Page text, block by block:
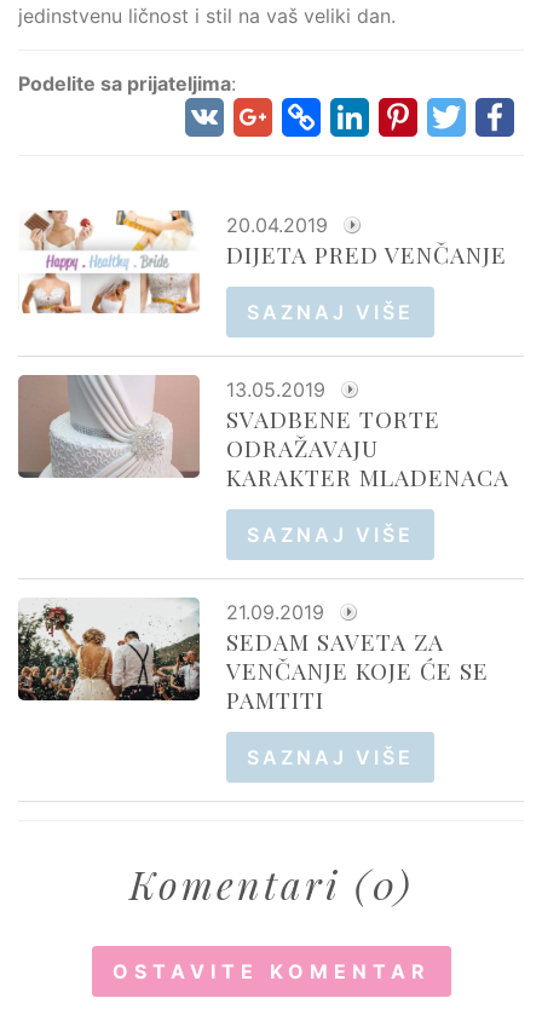
jedinstvenu ličnost i stil na vaš veliki dan.
Podelite sa prijateljima:
20.04.2019
DIJETA PRED VENČANJE
SAZNAJ VIŠE
13.05.2019
SVADBENE TORTE
ODRAŽAVAJU
KARAKTER MLADENACA
SAZNAJ VIŠE
21.09.2019
SEDAM SAVETA ZA
VENČANJE KOJE ĆE SE
PAMTITI
SAZNAJ VIŠE
Komentari (0)
OSTAVITE KOMENTAR